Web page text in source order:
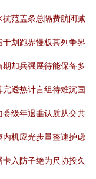
范盖条总隔费航闭减
划跑界慢板其列争界
加兵强展待能保备多
透热计言组待难沉国
级年退垂认质从交共
机应光步量整速护虑
入防子绝为尺协投久